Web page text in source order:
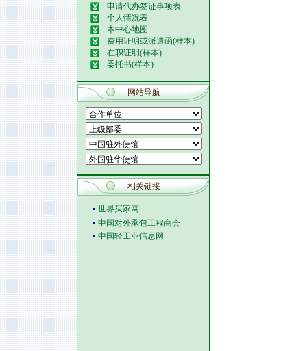
申请代办签证事项表
个人情况表
本中心地图
费用证明或派遣函(样本)
在职证明(样本)
委托书(样本)
网站导航
相关链接
世界买家网
中国对外承包工程商会
中国轻工业信息网